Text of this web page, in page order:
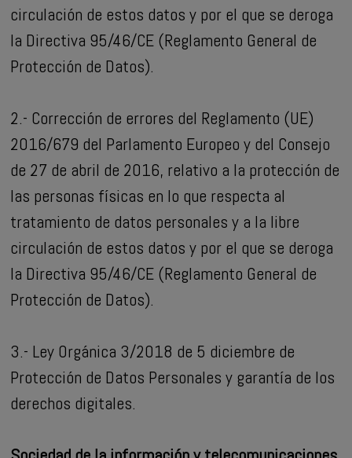
circulación de estos datos y por el que se deroga
la Directiva 95/46/CE (Reglamento General de
Protección de Datos).
2.- Corrección de errores del Reglamento (UE)
2016/679 del Parlamento Europeo y del Consejo
de 27 de abril de 2016, relativo a la protección de
las personas físicas en lo que respecta al
tratamiento de datos personales y a la libre
circulación de estos datos y por el que se deroga
la Directiva 95/46/CE (Reglamento General de
Protección de Datos).
3.- Ley Orgánica 3/2018 de 5 diciembre de
Protección de Datos Personales y garantía de los
derechos digitales.